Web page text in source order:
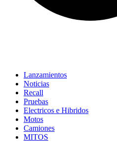
Lanzamientos
Noticias
Recall
Pruebas
Electricos e Hibridos
Motos
Camiones
MITOS